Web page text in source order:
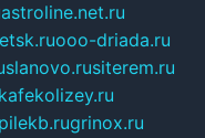
astroline.net.ru
ooo-driada.ru
siterem.ru
kafekolizey.ru
grinox.ru